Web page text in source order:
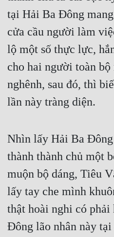
Hài Hước
Hệ Thống
Khoa Huyễn
Khoa Huyễn Không Gian
Kinh Dị
Kỳ Huyễn
Kỳ Ảo
Linh Dị
Làm Giàu
Lịch Sử
tại Hải Ba Đông
cửa cầu người làm
lộ một số thực lực,
cho hai người toàn
nghênh, sau đó, thì
lần này tràng diện.
Nhìn lấy Hải Ba
thành thành chủ một
muộn bộ dáng, Tiêu
lấy tay che mình
thật hoài nghi có
Đông lão nhân này